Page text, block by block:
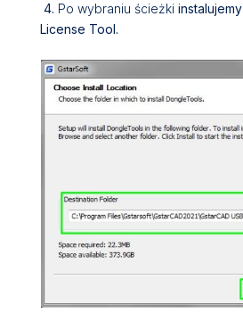
4. Po wybraniu ścieżkiinstalujemy
License Tool.